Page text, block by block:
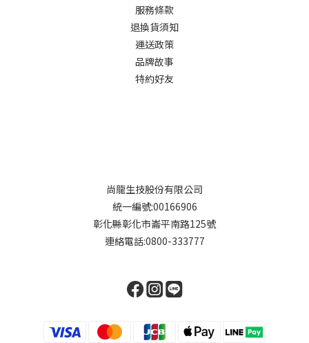
服務條款
退換貨須知
運送政策
品牌故事
特約好友
尚龍生技股份有限公司
統一編號:00166906
彰化縣彰化市崙平南路125號
連絡電話:0800-333777